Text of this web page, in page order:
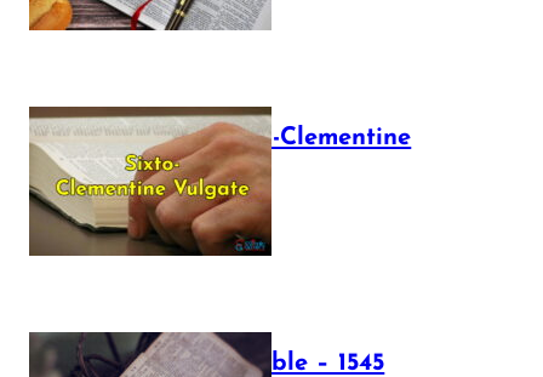
The Sixto-Clementine
Vulgate
July 12, 2025
Luther Bible – 1545